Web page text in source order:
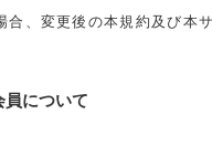
合、変更後の本規約及び本
について